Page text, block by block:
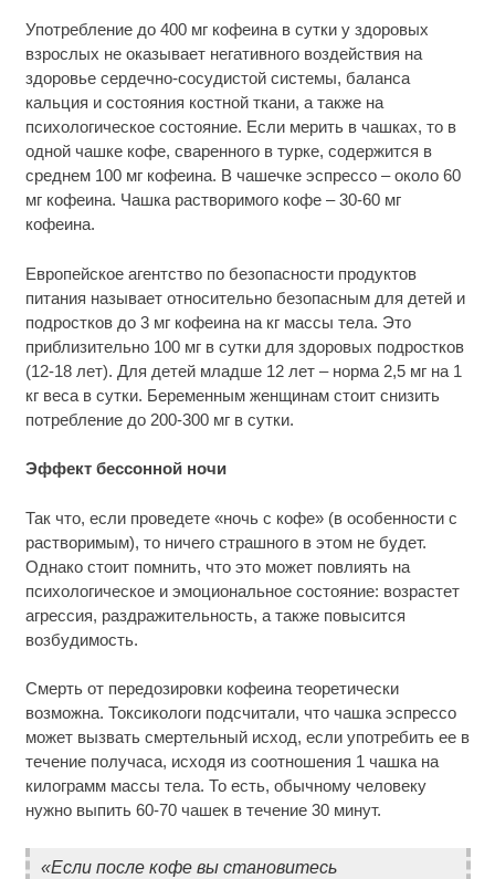
Употребление до 400 мг кофеина в сутки у здоровых
взрослых не оказывает негативного воздействия на
здоровье сердечно-сосудистой системы, баланса
кальция и состояния костной ткани, а также на
психологическое состояние. Если мерить в чашках, то в
одной чашке кофе, сваренного в турке, содержится в
среднем 100 мг кофеина. В чашечке эспрессо – около 60
мг кофеина. Чашка растворимого кофе – 30-60 мг
кофеина.
Европейское агентство по безопасности продуктов
питания называет относительно безопасным для детей и
подростков до 3 мг кофеина на кг массы тела. Это
приблизительно 100 мг в сутки для здоровых подростков
(12-18 лет). Для детей младше 12 лет – норма 2,5 мг на 1
кг веса в сутки. Беременным женщинам стоит снизить
потребление до 200-300 мг в сутки.
Эффект бессонной ночи
Так что, если проведете «ночь с кофе» (в особенности с
растворимым), то ничего страшного в этом не будет.
Однако стоит помнить, что это может повлиять на
психологическое и эмоциональное состояние: возрастет
агрессия, раздражительность, а также повысится
возбудимость.
Смерть от передозировки кофеина теоретически
возможна. Токсикологи подсчитали, что чашка эспрессо
может вызвать смертельный исход, если употребить ее в
течение получаса, исходя из соотношения 1 чашка на
килограмм массы тела. То есть, обычному человеку
нужно выпить 60-70 чашек в течение 30 минут.
«Если после кофе вы становитесь